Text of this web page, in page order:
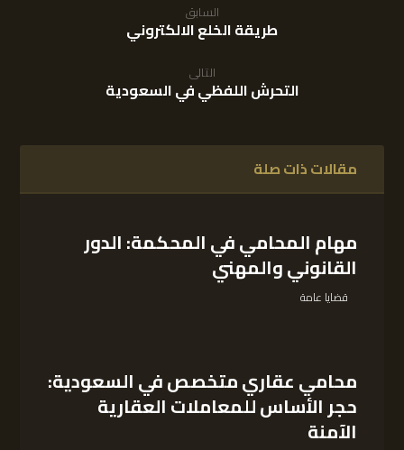
السابق
طريقة الخلع الالكتروني
التالى
التحرش اللفظي في السعودية
مقالات ذات صلة
مهام المحامي في المحكمة: الدور
القانوني والمهني
قضايا عامة
محامي عقاري متخصص في السعودية:
حجر الأساس للمعاملات العقارية
الآمنة